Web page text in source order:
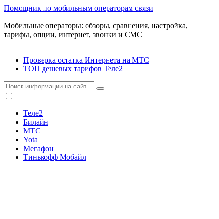
Помощник по мобильным операторам связи
Мобильные операторы: обзоры, сравнения, настройка,
тарифы, опции, интернет, звонки и СМС
Проверка остатка Интернета на МТС
ТОП дешевых тарифов Теле2
Теле2
Билайн
МТС
Yota
Мегафон
Тинькофф Мобайл